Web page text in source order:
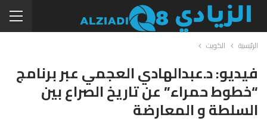
الرئيسية الكويت
فيديو: د.عبدالهادي العجمي عبر برنامج
“خطوط حمراء” عن تاريخ الصراع بين
السلطة و المعارضة